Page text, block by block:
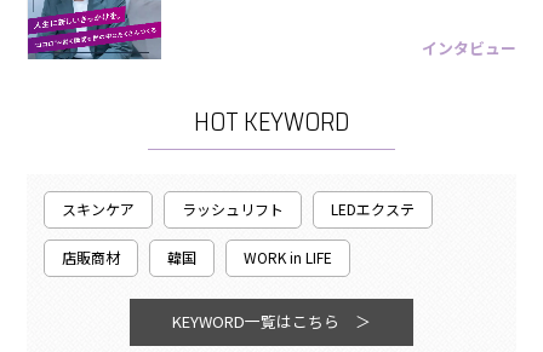
インタビュー
HOT KEYWORD
スキンケア ラッシュリフト LEDエクステ
店販商材 韓国 WORK in LIFE
KEYWORD一覧はこちら